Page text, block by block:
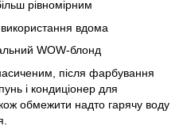
рівномірним
вдома
WOW-блонд
після фарбування
і кондиціонер для
обмежити надто гарячу воду